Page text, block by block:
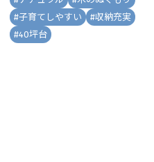
#子育てしやすい #収納充実
#40坪台